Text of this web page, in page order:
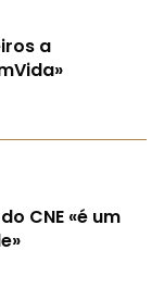
a
CNE «é um